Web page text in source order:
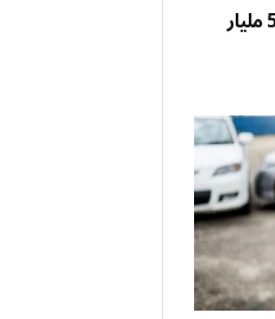
الصين: تبادل تجاري مع السعودية بـ50 مليار